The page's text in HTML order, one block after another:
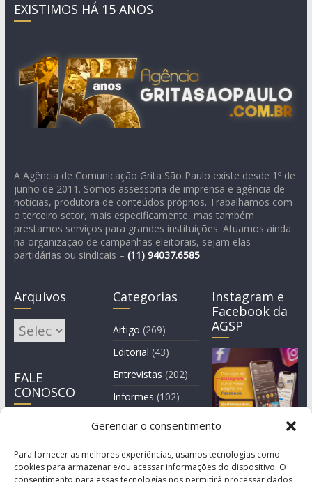
Gerenciar o consentimento
Para fornecer as melhores experiências, usamos tecnologias como
cookies para armazenar e/ou acessar informações do dispositivo. O
consentimento para essas tecnologias nos permitirá processar dados
EXISTIMOS HÁ 15 ANOS
A Agência de Comunicação Grita São Paulo existe desde 1º de
junho de 2011. Somos assessoria de imprensa e agência de
notícias, produtora de conteúdos próprios. Trabalhamos com
o terceiro setor, mais especificamente, mas também
prestamos serviços para grandes instituições. Atuamos ainda
na organização de campanhas eleitorais, sejam elas
partidárias ou sindicais – (11) 94037.6585
Arquivos
Arquivos
FALE
CONOSCO
Categorias
Artigo (269)
Editorial (43)
Entrevistas (202)
Informes (102)
Instagram e
Facebook da
AGSP